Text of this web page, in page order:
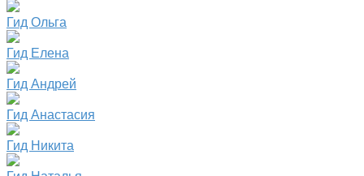
Гид Ольга
Гид Елена
Гид Андрей
Гид Анастасия
Гид Никита